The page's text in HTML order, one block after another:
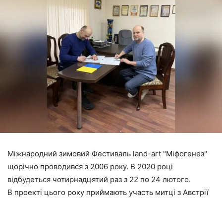
Міжнародний зимовий Фестиваль land-art "Міфогенез"
щорічно проводився з 2006 року. В 2020 році
відбудеться чотирнадцятий раз з 22 по 24 лютого.
В проекті цього року приймають участь митці з Австрії